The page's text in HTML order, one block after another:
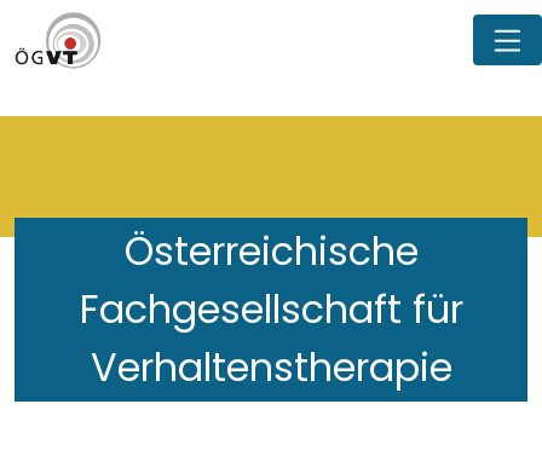
Österreichische
Fachgesellschaft für
Verhaltenstherapie